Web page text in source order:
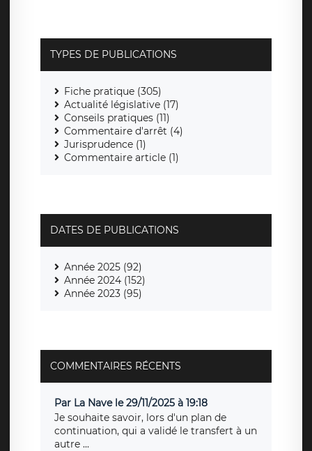
TYPES DE PUBLICATIONS
Fiche pratique (305)
Actualité législative (17)
Conseils pratiques (11)
Commentaire d'arrêt (4)
Jurisprudence (1)
Commentaire article (1)
DATES DE PUBLICATIONS
Année 2025 (92)
Année 2024 (152)
Année 2023 (95)
COMMENTAIRES RÉCENTS
Par La Nave le 29/11/2025 à 19:18
Je souhaite savoir, lors d'un plan de
continuation, qui a validé le transfert à un
autre ...